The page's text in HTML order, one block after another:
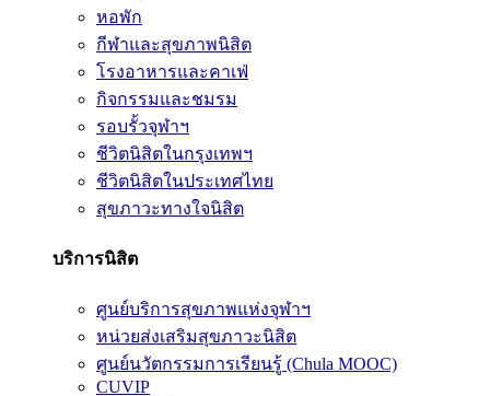
หอพัก
กีฬาและสุขภาพนิสิต
โรงอาหารและคาเฟ่
กิจกรรมและชมรม
รอบรั้วจุฬาฯ
ชีวิตนิสิตในกรุงเทพฯ
ชีวิตนิสิตในประเทศไทย
สุขภาวะทางใจนิสิต
บริการนิสิต
ศูนย์บริการสุขภาพแห่งจุฬาฯ
หน่วยส่งเสริมสุขภาวะนิสิต
ศูนย์นวัตกรรมการเรียนรู้ (Chula MOOC)
CUVIP